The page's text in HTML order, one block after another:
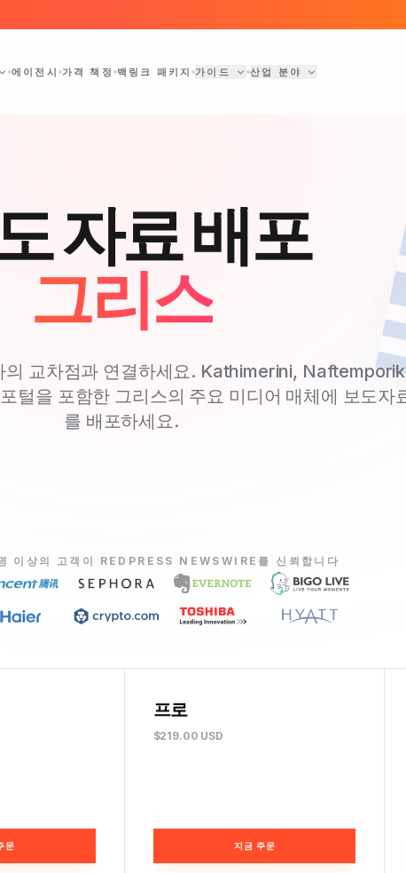
에이전시 가격 책정 백링크 패키지 가이드 산업 분야
자료 배포
그리스
의 교차점과 연결하세요. Kathimerini,
털을 포함한 그리스의 주요 미디어 매체에 보도자
를 배포하세요.
이상의 고객이 REDPRESS NEWSWIRE를 신뢰합니다
문
프로
$219.00 USD
지금 주문